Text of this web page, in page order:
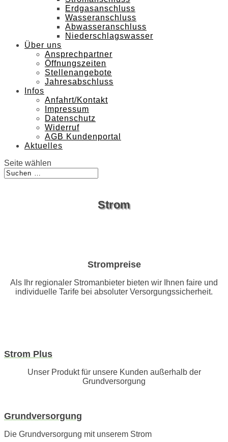
Erdgasanschluss
Wasseranschluss
Abwasseranschluss
Niederschlagswasser
Über uns
Ansprechpartner
Öffnungszeiten
Stellenangebote
Jahresabschluss
Infos
Anfahrt/Kontakt
Impressum
Datenschutz
Widerruf
AGB Kundenportal
Aktuelles
Seite wählen
Strom
Strompreise
Als Ihr regionaler Stromanbieter bieten wir Ihnen faire und
individuelle Tarife bei absoluter Versorgungssicherheit.
Strom Plus
Unser Produkt für unsere Kunden außerhalb der
Grundversorgung
Grundversorgung
Die Grundversorgung mit unserem Strom